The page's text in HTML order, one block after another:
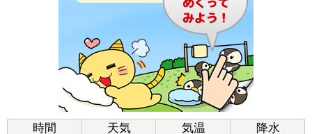
時間 天気 気温
降水